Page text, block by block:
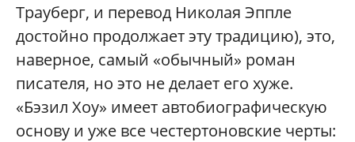
Трауберг, и перевод Николая Эппле
достойно продолжает эту традицию), это,
наверное, самый «обычный» роман
писателя, но это не делает его хуже.
«Бэзил Хоу» имеет автобиографическую
основу и уже все честертоновские черты: